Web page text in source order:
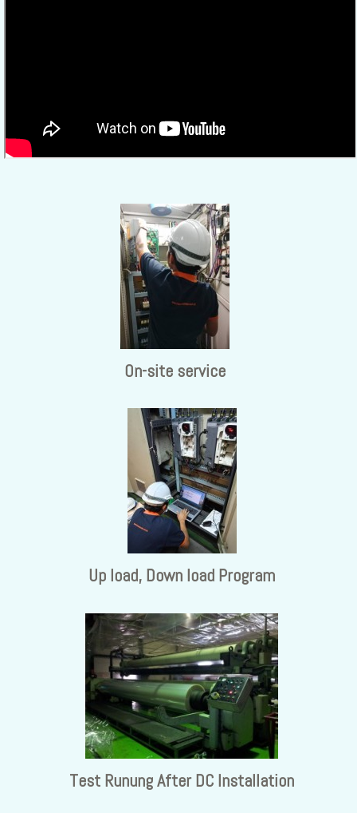
On-site service
Up load, Down load Program
Test Runung After DC Installation